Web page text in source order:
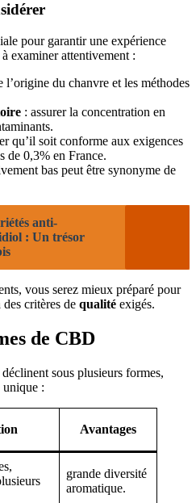
pour garantir une expérience
examiner attentivement :
l’origine du chanvre et les méthodes
: assurer la concentration en
qu’il soit conforme aux exigences
de 0,3% en France.
bas peut être synonyme de
anti-
: Un trésor
vous serez mieux préparé pour
critères de qualité exigés.
de CBD
déclinent sous plusieurs formes,
unique :
Avantages
grande diversité
aromatique.